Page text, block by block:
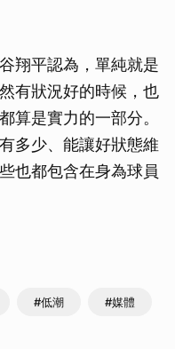
翔平認為，單純就是
有狀況好的時候，也
算是實力的一部分。
多少、能讓好狀態維
也都包含在身為球員
#低潮 #媒體